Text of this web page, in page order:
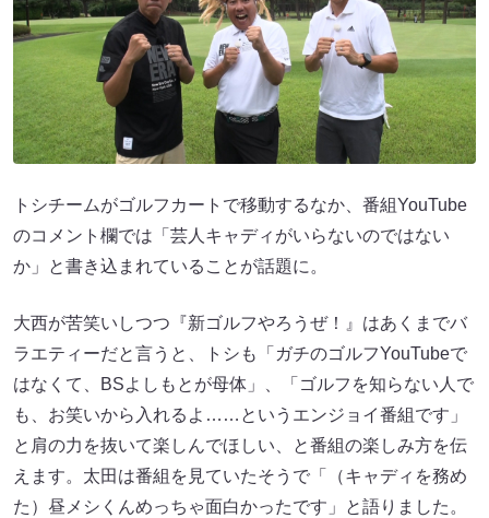
トシチームがゴルフカートで移動するなか、番組YouTube
のコメント欄では「芸人キャディがいらないのではない
か」と書き込まれていることが話題に。
大西が苦笑いしつつ『新ゴルフやろうぜ！』はあくまでバ
ラエティーだと言うと、トシも「ガチのゴルフYouTubeで
はなくて、BSよしもとが母体」、「ゴルフを知らない人で
も、お笑いから入れるよ……というエンジョイ番組です」
と肩の力を抜いて楽しんでほしい、と番組の楽しみ方を伝
えます。太田は番組を見ていたそうで「（キャディを務め
た）昼メシくんめっちゃ面白かったです」と語りました。